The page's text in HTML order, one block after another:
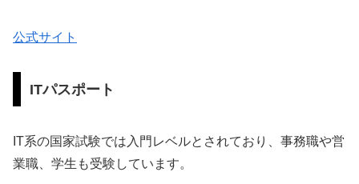
公式サイト
ITパスポート
IT系の国家試験では入門レベルとされており、事務職や営
業職、学生も受験しています。